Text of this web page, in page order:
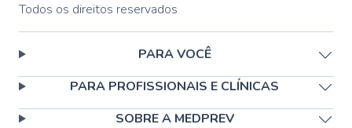
Todos os direitos reservados
PARA VOCÊ
PARA PROFISSIONAIS E CLÍNICAS
SOBRE A MEDPREV